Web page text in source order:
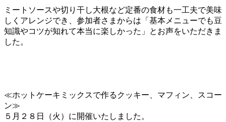
ミートソースや切り干し大根など定番の食材も一工夫で美味
しくアレンジでき、参加者さまからは「基本メニューでも豆
知識やコツが知れて本当に楽しかった」とお声をいただきま
した。
≪ホットケーキミックスで作るクッキー、マフィン、スコー
ン≫
５月２８日（火）に開催いたしました。